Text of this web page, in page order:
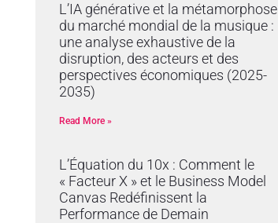
L’IA générative et la métamorphose
du marché mondial de la musique :
une analyse exhaustive de la
disruption, des acteurs et des
perspectives économiques (2025-
2035)
Read More »
L’Équation du 10x : Comment le
« Facteur X » et le Business Model
Canvas Redéfinissent la
Performance de Demain